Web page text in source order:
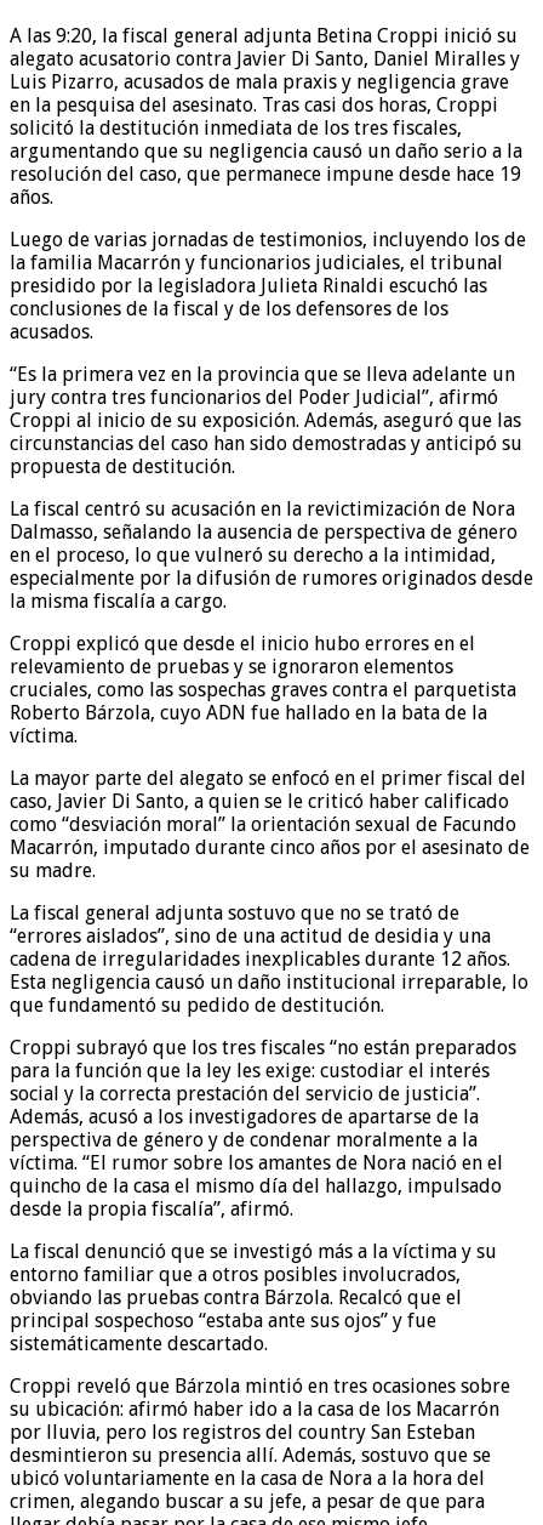
A las 9:20, la fiscal general adjunta Betina Croppi inició su
alegato acusatorio contra Javier Di Santo, Daniel Miralles y
Luis Pizarro, acusados de mala praxis y negligencia grave
en la pesquisa del asesinato. Tras casi dos horas, Croppi
solicitó la destitución inmediata de los tres fiscales,
argumentando que su negligencia causó un daño serio a la
resolución del caso, que permanece impune desde hace 19
años.
Luego de varias jornadas de testimonios, incluyendo los de
la familia Macarrón y funcionarios judiciales, el tribunal
presidido por la legisladora Julieta Rinaldi escuchó las
conclusiones de la fiscal y de los defensores de los
acusados.
“Es la primera vez en la provincia que se lleva adelante un
jury contra tres funcionarios del Poder Judicial”, afirmó
Croppi al inicio de su exposición. Además, aseguró que las
circunstancias del caso han sido demostradas y anticipó su
propuesta de destitución.
La fiscal centró su acusación en la revictimización de Nora
Dalmasso, señalando la ausencia de perspectiva de género
en el proceso, lo que vulneró su derecho a la intimidad,
especialmente por la difusión de rumores originados desde
la misma fiscalía a cargo.
Croppi explicó que desde el inicio hubo errores en el
relevamiento de pruebas y se ignoraron elementos
cruciales, como las sospechas graves contra el parquetista
Roberto Bárzola, cuyo ADN fue hallado en la bata de la
víctima.
La mayor parte del alegato se enfocó en el primer fiscal del
caso, Javier Di Santo, a quien se le criticó haber calificado
como “desviación moral” la orientación sexual de Facundo
Macarrón, imputado durante cinco años por el asesinato de
su madre.
La fiscal general adjunta sostuvo que no se trató de
“errores aislados”, sino de una actitud de desidia y una
cadena de irregularidades inexplicables durante 12 años.
Esta negligencia causó un daño institucional irreparable, lo
que fundamentó su pedido de destitución.
Croppi subrayó que los tres fiscales “no están preparados
para la función que la ley les exige: custodiar el interés
social y la correcta prestación del servicio de justicia”.
Además, acusó a los investigadores de apartarse de la
perspectiva de género y de condenar moralmente a la
víctima. “El rumor sobre los amantes de Nora nació en el
quincho de la casa el mismo día del hallazgo, impulsado
desde la propia fiscalía”, afirmó.
La fiscal denunció que se investigó más a la víctima y su
entorno familiar que a otros posibles involucrados,
obviando las pruebas contra Bárzola. Recalcó que el
principal sospechoso “estaba ante sus ojos” y fue
sistemáticamente descartado.
Croppi reveló que Bárzola mintió en tres ocasiones sobre
su ubicación: afirmó haber ido a la casa de los Macarrón
por lluvia, pero los registros del country San Esteban
desmintieron su presencia allí. Además, sostuvo que se
ubicó voluntariamente en la casa de Nora a la hora del
crimen, alegando buscar a su jefe, a pesar de que para